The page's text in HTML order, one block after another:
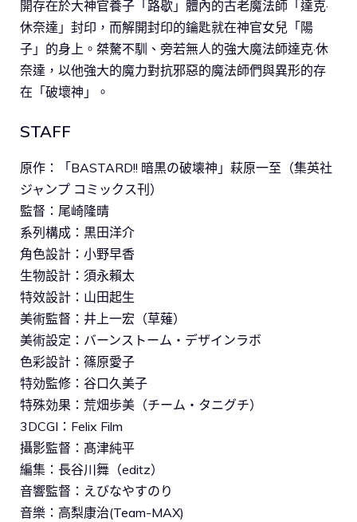
開存在於大神官養子「路歇」體內的古老魔法師「達克·
休奈達」封印，而解開封印的鑰匙就在神官女兒「陽
子」的身上。桀驁不馴、旁若無人的強大魔法師達克·休
奈達，以他強大的魔力對抗邪惡的魔法師們與異形的存
在「破壞神」。
STAFF
原作：「BASTARD!! 暗黒の破壊神」萩原一至（集英社
ジャンプ コミックス刊）
監督：尾崎隆晴
系列構成：黒田洋介
角色設計：小野早香
生物設計：須永賴太
特效設計：山田起生
美術監督：井上一宏（草薙）
美術設定：バーンストーム・デザインラボ
色彩設計：篠原愛子
特効監修：谷口久美子
特殊効果：荒畑歩美（チーム・タニグチ）
3DCGI：Felix Film
攝影監督：髙津純平
編集：長谷川舞（editz）
音響監督：えびなやすのり
音樂：高梨康治(Team-MAX)